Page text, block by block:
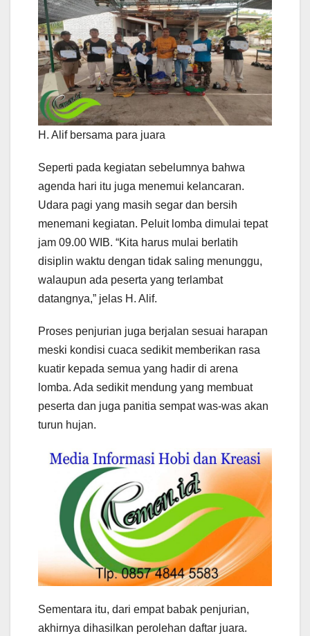
H. Alif bersama para juara
Seperti pada kegiatan sebelumnya bahwa
agenda hari itu juga menemui kelancaran.
Udara pagi yang masih segar dan bersih
menemani kegiatan. Peluit lomba dimulai tepat
jam 09.00 WIB. “Kita harus mulai berlatih
disiplin waktu dengan tidak saling menunggu,
walaupun ada peserta yang terlambat
datangnya,” jelas H. Alif.
Proses penjurian juga berjalan sesuai harapan
meski kondisi cuaca sedikit memberikan rasa
kuatir kepada semua yang hadir di arena
lomba. Ada sedikit mendung yang membuat
peserta dan juga panitia sempat was-was akan
turun hujan.
Sementara itu, dari empat babak penjurian,
akhirnya dihasilkan perolehan daftar juara.